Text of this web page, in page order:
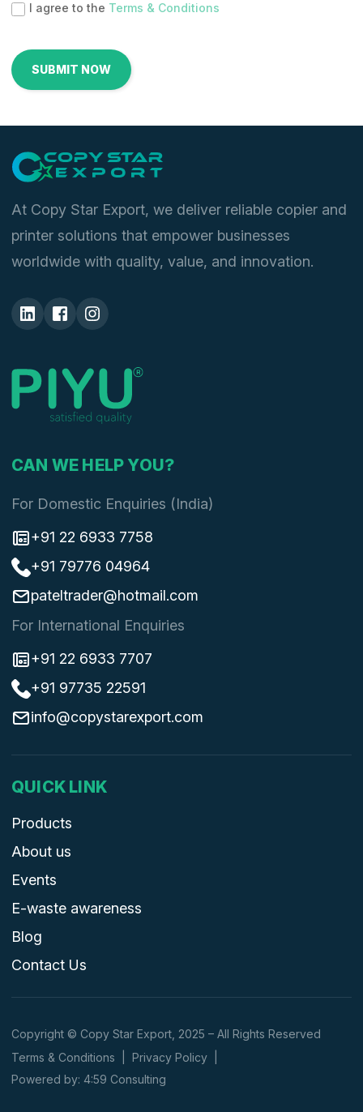
I agree to the Terms & Conditions
At Copy Star Export, we deliver reliable copier and
printer solutions that empower businesses
worldwide with quality, value, and innovation.
CAN WE HELP YOU?
For Domestic Enquiries (India)
+91 22 6933 7758
+91 79776 04964
pateltrader@hotmail.com
For International Enquiries
+91 22 6933 7707
+91 97735 22591
info@copystarexport.com
QUICK LINK
Products
About us
Events
E-waste awareness
Blog
Contact Us
Copyright © Copy Star Export, 2025 – All Rights Reserved
Terms & Conditions
Privacy Policy
Powered by: 4:59 Consulting